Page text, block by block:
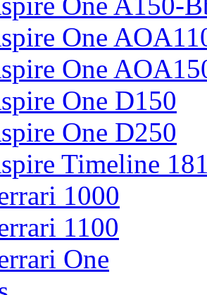
One
One
One D150
One D250
Timeline
1000
1100
One